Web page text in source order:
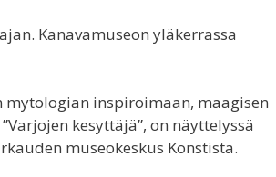
Kanavamuseon yläkerrassa
inspiroimaan, maagisen
kesyttäjä”, on näyttelyssä
museokeskus Konstista.